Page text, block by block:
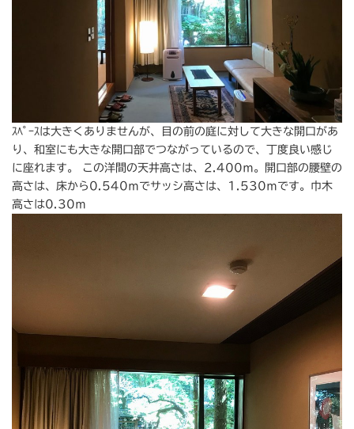
ｽﾍﾟｰｽは大きくありませんが、目の前の庭に対して大きな開口があ
り、和室にも大きな開口部でつながっているので、丁度良い感じ
に座れます。 この洋間の天井高さは、2.400ｍ。開口部の腰壁の
高さは、床から0.540ｍでサッシ高さは、1.530ｍです。巾木
高さは0.30ｍ